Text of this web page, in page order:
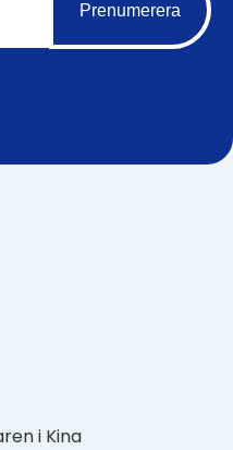
Prenumerera
i Kina